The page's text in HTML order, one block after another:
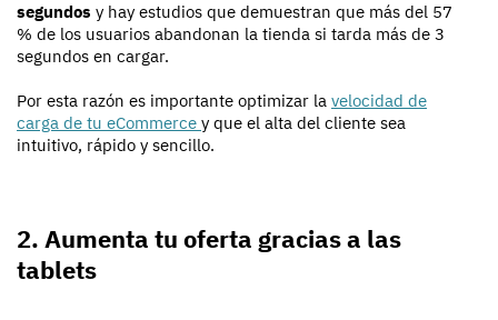
segundos y hay estudios que demuestran que más del 57
% de los usuarios abandonan la tienda si tarda más de 3
segundos en cargar.
Por esta razón es importante optimizar la velocidad de
carga de tu eCommerce y que el alta del cliente sea
intuitivo, rápido y sencillo.
2. Aumenta tu oferta gracias a las
tablets